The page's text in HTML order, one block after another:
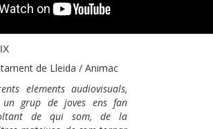
de Lleida / Animac
elements audiovisuals,
grup de joves ens fan
de qui som, de la